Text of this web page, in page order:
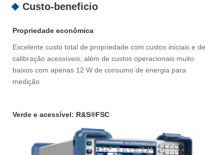
Custo-beneficio
Propriedade econômica
Excelente custo total de propriedade com custos iniciais e de
calibração acessíveis, além de custos operacionais muito
baixos com apenas 12 W de consumo de energia para
medição
Verde e acessível: R&S®FSC